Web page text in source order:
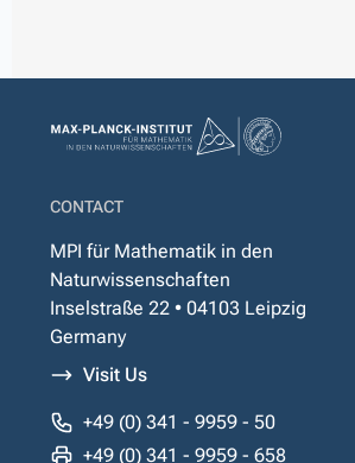
CONTACT
MPI für Mathematik in den
Naturwissenschaften
Inselstraße 22 • 04103 Leipzig
Germany
Visit Us
+49 (0) 341 - 9959 - 50
+49 (0) 341 - 9959 - 658